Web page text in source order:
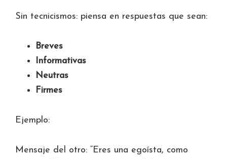
Sin tecnicismos: piensa en respuestas que sean:
Breves
Informativas
Neutras
Firmes
Ejemplo:
Mensaje del otro: “Eres una egoísta, como